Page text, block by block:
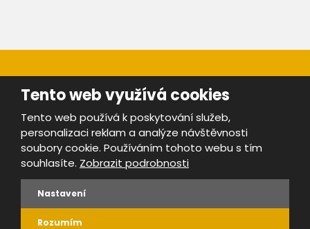
Provozovatel portálu ŠROTY.cz je
Mapa stránek |Bezpečnost a ochrana osobních údajů
Podmínky použití
Tento web využívá cookies
Tento web používá k poskytování služeb,
personalizaci reklam a analýze návštěvnosti
soubory cookie. Používáním tohoto webu s tím
souhlasíte. Zobrazit podrobnosti
Nastavení
Rozumím